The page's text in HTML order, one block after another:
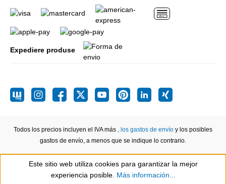
Expediere produse
Todos los precios incluyen el IVA más , los gastos de envío y los posibles
gastos de envío, a menos que se indique lo contrario.
Show toolbar
Este sitio web utiliza cookies para garantizar la mejor
experiencia posible. Más información...